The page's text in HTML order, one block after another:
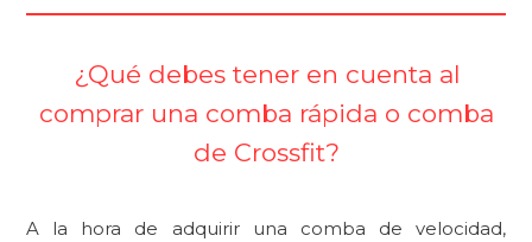
¿Qué debes tener en cuenta al
comprar una comba rápida o comba
de Crossfit?
A la hora de adquirir una comba de velocidad,